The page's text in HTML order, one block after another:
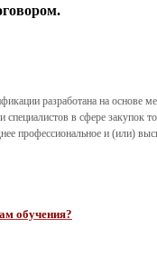
разработана на основе
специалистов в сфере закупок
профессиональное и (или)
обучения?